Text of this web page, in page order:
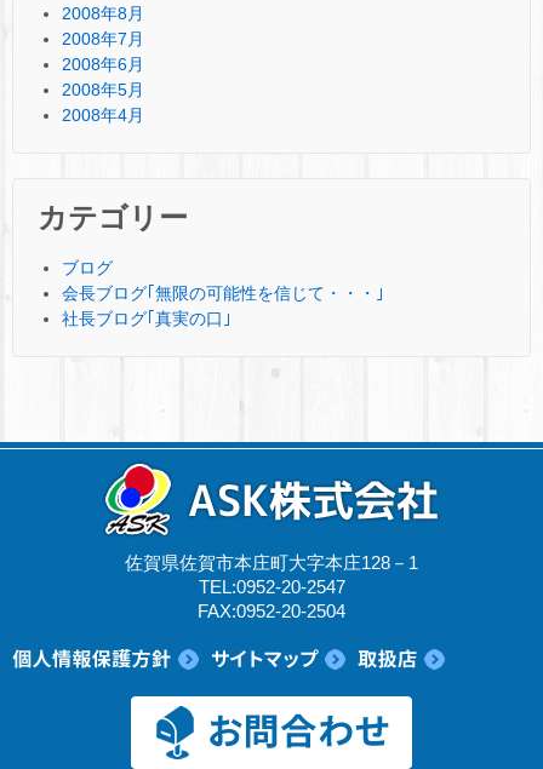
2008年8月
2008年7月
2008年6月
2008年5月
2008年4月
カテゴリー
ブログ
会長ブログ｢無限の可能性を信じて・・・｣
社長ブログ｢真実の口｣
佐賀県佐賀市本庄町大字本庄128－1
TEL:0952-20-2547
FAX:0952-20-2504